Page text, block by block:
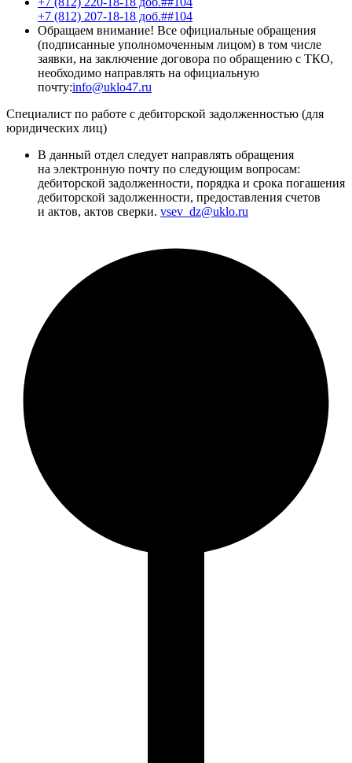
+7 (812) 207-18-18 доб.##104
Обращаем внимание! Все официальные обращения
(подписанные уполномоченным лицом) в том числе
заявки, на заключение договора по обращению с ТКО,
необходимо направлять на официальную
почту:info@uklo47.ru
Специалист по работе с дебиторской задолженностью (для
юридических лиц)
В данный отдел следует направлять обращения
на электронную почту по следующим вопросам:
дебиторской задолженности, порядка и срока погашения
дебиторской задолженности, предоставления счетов
и актов, актов сверки. vsev_dz@uklo.ru